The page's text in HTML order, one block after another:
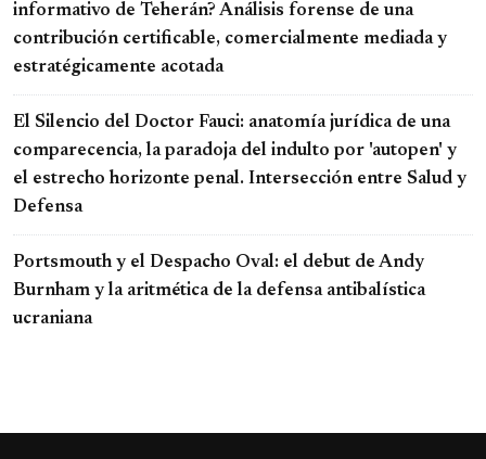
informativo de Teherán? Análisis forense de una
contribución certificable, comercialmente mediada y
estratégicamente acotada
El Silencio del Doctor Fauci: anatomía jurídica de una
comparecencia, la paradoja del indulto por 'autopen' y
el estrecho horizonte penal. Intersección entre Salud y
Defensa
Portsmouth y el Despacho Oval: el debut de Andy
Burnham y la aritmética de la defensa antibalística
ucraniana